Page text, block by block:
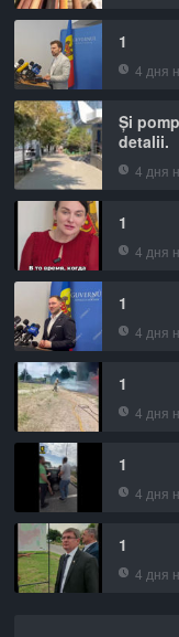
1
4 дня
Și
detalii.
4 дня
1
4 дня
1
4 дня
1
4 дня
1
4 дня
1
4 дня